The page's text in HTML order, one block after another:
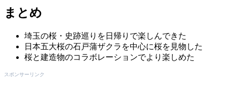
まとめ
埼玉の桜・史跡巡りを日帰りで楽しんできた
日本五大桜の石戸蒲ザクラを中心に桜を見物した
桜と建造物のコラボレーションでより楽しめた
スポンサーリンク